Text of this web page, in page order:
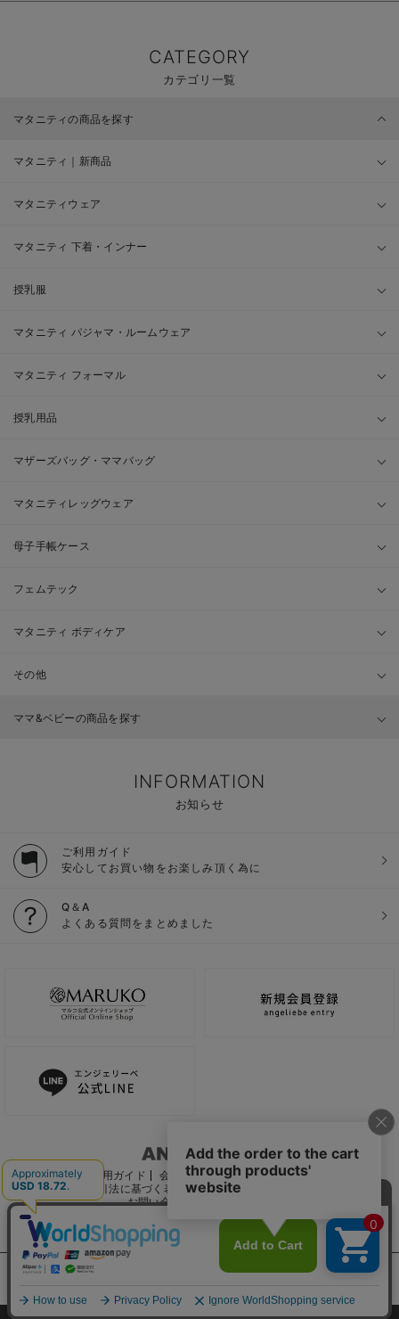
CATEGORY
カテゴリ一覧
マタニティの商品を探す
マタニティ｜新商品
マタニティウェア
マタニティ 下着・インナー
授乳服
マタニティ パジャマ・ルームウェア
マタニティ フォーマル
授乳用品
マザーズバッグ・ママバッグ
マタニティレッグウェア
母子手帳ケース
フェムテック
マタニティ ボディケア
その他
ママ&ベビーの商品を探す
INFORMATION
お知らせ
ご利用ガイド
安心してお買い物をお楽しみ頂く為に
Q＆A
よくある質問をまとめました
ご利用ガイド 会社概要 電子公告
利用規約
特定商取引法に基づく表記
個人情報保護方針
お問い合わせ
サイト内の文章、画像などの著作物はマルコ株式会社に属します。
©2022 MARUKO CO., LTD.